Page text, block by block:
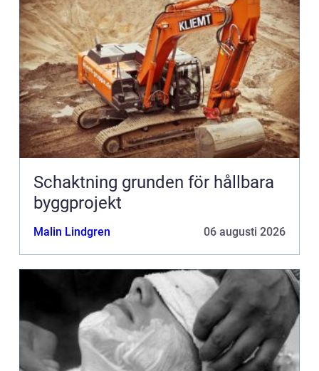
Schaktning grunden för hållbara
byggprojekt
Malin Lindgren 06 augusti 2026